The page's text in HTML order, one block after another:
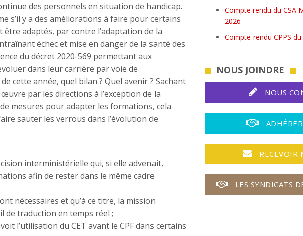
des personnels en situation de handicap.
s’il y a des améliorations à faire pour certains
adaptés, par contre l’adaptation de la
échec et mise en danger de la santé des
du décret 2020-569 permettant aux
dans leur carrière par voie de
cette année, quel bilan ? Quel avenir ? Sachant
par les directions à l’exception de la
mesures pour adapter les formations, cela
sauter les verrous dans l’évolution de
interministérielle qui, si elle advenait,
afin de rester dans le même cadre
nécessaires et qu’à ce titre, la mission
de traduction en temps réel ;
l’utilisation du CET avant le CPF dans certains
Compte rendu du CSA
2026
Compte-rendu CPPS
NOUS JOINDRE
NOUS
RECEVOIR
LES SYNDICATS